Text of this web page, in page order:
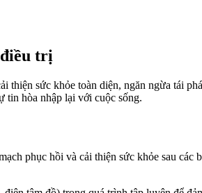
trị
sức khỏe toàn diện, ngăn ngừa tái
tin hòa nhập lại với cuộc sống.
phục hồi và cải thiện sức khỏe sau